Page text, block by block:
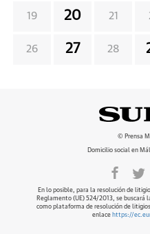
19 20 21
26 27 28
© Prensa
Domicilio social en
En lo posible, para la resolución de
Reglamento (UE) 524/2013, se buscará
como plataforma de resolución de
enlace https://